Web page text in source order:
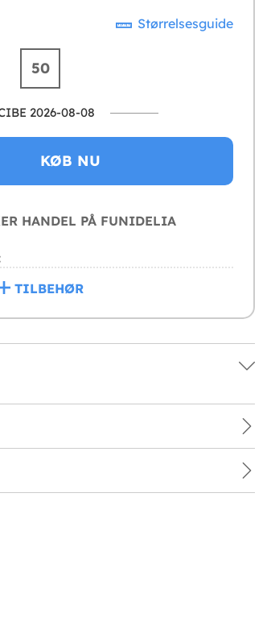
Størrelsesguide
50
2026-08-08
KØB NU
HANDEL PÅ FUNIDELIA
TILBEHØR